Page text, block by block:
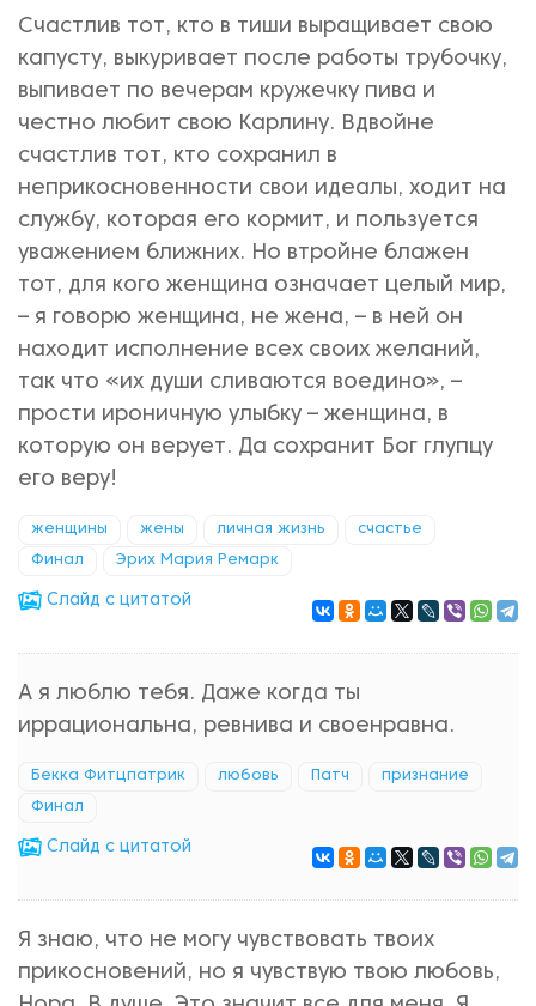
Счастлив тот, кто в тиши выращивает свою
капусту, выкуривает после работы трубочку,
выпивает по вечерам кружечку пива и
честно любит свою Карлину. Вдвойне
счастлив тот, кто сохранил в
неприкосновенности свои идеалы, ходит на
службу, которая его кормит, и пользуется
уважением ближних. Но втройне блажен
тот, для кого женщина означает целый мир,
– я говорю женщина, не жена, – в ней он
находит исполнение всех своих желаний,
так что «их души сливаются воедино», –
прости ироничную улыбку – женщина, в
которую он верует. Да сохранит Бог глупцу
его веру!
женщины жены личная жизнь счастье
Финал Эрих Мария Ремарк
Cлайд с цитатой
А я люблю тебя. Даже когда ты
иррациональна, ревнива и своенравна.
Бекка Фитцпатрик любовь Патч признание
Финал
Cлайд с цитатой
Я знаю, что не могу чувствовать твоих
прикосновений, но я чувствую твою любовь,